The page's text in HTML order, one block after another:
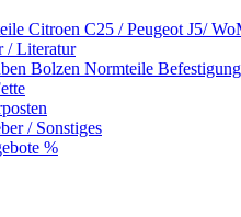
Citroen C25 / Peugeot J5/
/ Literatur
Bolzen Normteile
/ Sonstiges
%